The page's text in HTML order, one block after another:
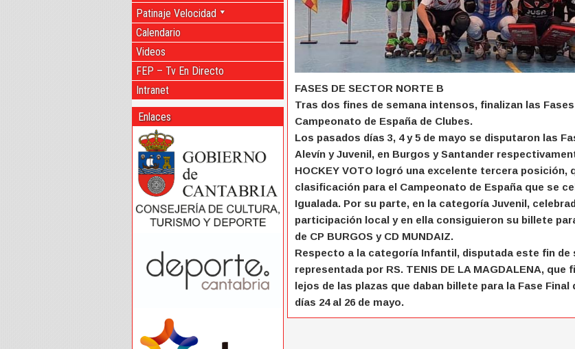
FASES DE SECTOR NORTE B
Tras dos fines de semana intensos, finalizan las
Campeonato de España de Clubes.
Los pasados días 3, 4 y 5 de mayo se disputaron las
Alevín y Juvenil, en Burgos y Santander
HOCKEY VOTO logró una excelente tercera posición,
clasificación para el Campeonato de España que se
Igualada. Por su parte, en la categoría Juvenil,
participación local y en ella consiguieron su billete
de CP BURGOS y CD MUNDAIZ.
Respecto a la categoría Infantil, disputada este fin de
representada por RS. TENIS DE LA MAGDALENA,
lejos de las plazas que daban billete para la Fase
días 24 al 26 de mayo.
Patinaje Velocidad
Calendario
Videos
FEP – Tv En Directo
Intranet
Enlaces